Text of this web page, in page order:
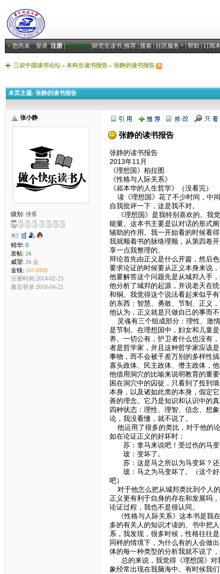
»您尚未登录 注册|返回主站|研究生读书|推荐|搜索|社区服务 |帮助|订阅
三农中国读书论坛» 本科生读书报告» 张静的读书报告
本页主题: 张静的读书报告
张小静
级别: 侠客
精华: 0
发帖: 26
威望: 26 点
金钱: 260 RMB
注册时间:2014-02-23
最后登录:2018-04-22
张静的读书报告
张静的读书报告
2013年11月
《理想国》柏拉图
《性格与人际关系》
《叔本华的人生哲学》（没看完）
读《理想国》花了不少时间，中
自我批评一下，这是我不对。
《理想国》是我特别喜欢的。我
能量。这本书主要是以对话的形式
辅助的作用。我一开始看的时候看
我就顺着书的脉络理顺，从第四卷
享一点我整理的。
辩论首先由正义是什么开篇，然后
要求论证的时候要从正义本身来说
他要解答这个问题先是从城邦入手
他分析了城邦的起源，并说老天在
和铜。我觉得这个说法看起来似乎
的东西：智慧、勇敢、节制、正义
他认为，正义就是只做自己的事而
灵魂有三个组成部分：理性、激
是节制。在理想国中，妇女和儿童
养。一切公有，护卫者什么也没有
者是哲学家，并且这种哲学家应该
事物，而不会被千差万别的多样性
寡头政体、民主政体、僭主政体，
他借用洞穴的比喻来说明教育的重
困在洞穴中的囚徒，只看到了投到
本身，以及诸如此类的本身，假定
善的理念。它乃是知识和认识中的
四种状态：理性、理智、信念、想
论，我没看懂，就不说了。
他运用了很多的类比，对于他的
如在论证正义的好坏时：
苏：拿马来说吧！受过伤的马变
玻：变坏了。
苏：这是马之所以为马变坏？还
玻：马之为马变坏了。（这个好
吧）
对于他怎么把从城邦类比到个人
正义更有利于自身的存在和发展吗
论证过程，我也不是很认同。
《性格与人际关系》这本书是我
多的有关人的知识才读的。书中把
系，我发现，很多时候，性格往往
同样的情境下，为什么有的人会做
体的每一种类型的分析我就不说了
总的来说，我觉得《理想国》对
象经常出现在我脑海中。有时候我